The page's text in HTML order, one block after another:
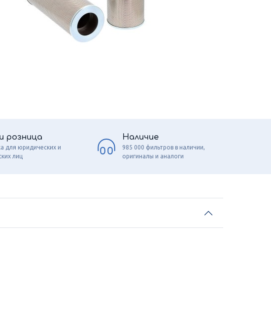
розница
для юридических и
лиц
Наличие
985 000 фильтров в наличии,
оригиналы и аналоги